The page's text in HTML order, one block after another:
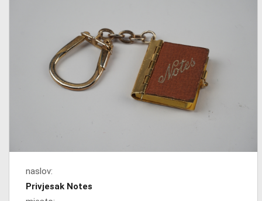
naslov:
Privjesak Notes